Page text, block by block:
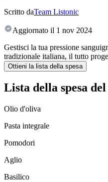
Scritto daTeam Listonic
Aggiornato il 1 nov 2024
Gestisci la tua pressione
tradizionale italiana, il tutto
Ottieni la lista della spesa
Lista della spesa
Olio d'oliva
Pasta integrale
Pomodori
Aglio
Basilico